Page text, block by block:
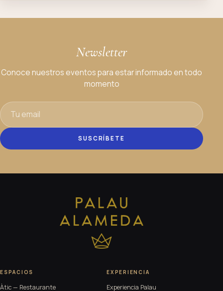
Newsletter
Conoce nuestros eventos para estar informado en todo
momento
SUSCRÍBETE
ESPACIOS
Àtic — Restaurante
EXPERIENCIA
Experiencia Palau